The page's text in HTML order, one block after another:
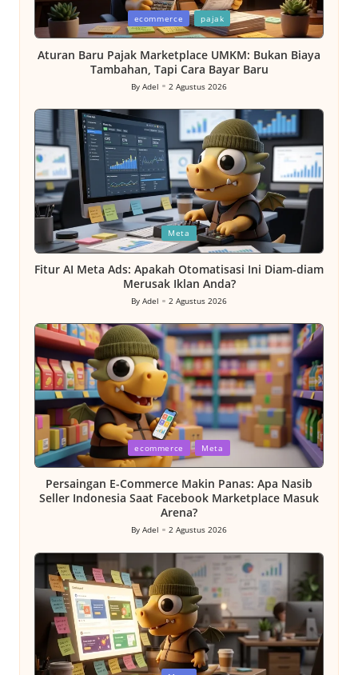
Posted
in
ecommerce pajak
Aturan Baru Pajak Marketplace UMKM: Bukan Biaya
Tambahan, Tapi Cara Bayar Baru
Posted
by
By Adel 2 Agustus 2026
Posted
in
Meta
Fitur AI Meta Ads: Apakah Otomatisasi Ini Diam-diam
Merusak Iklan Anda?
Posted
by
By Adel 2 Agustus 2026
Posted
in
ecommerce Meta
Persaingan E-Commerce Makin Panas: Apa Nasib
Seller Indonesia Saat Facebook Marketplace Masuk
Arena?
Posted
by
By Adel 2 Agustus 2026